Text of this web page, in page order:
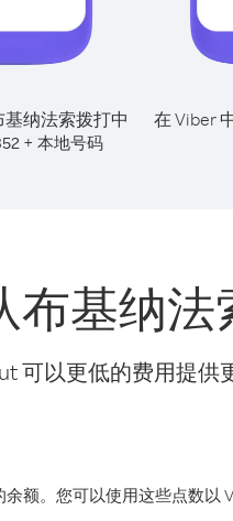
基纳法索拨打中
+ 本地号码
在 Viber
布基纳
可以更低的费用提供
额。您可以使用这些点数以